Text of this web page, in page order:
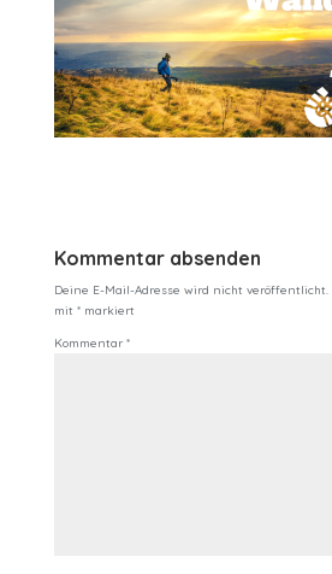
Kommentar absenden
Deine E-Mail-Adresse wird nicht veröffentlicht.
mit *markiert
Kommentar *